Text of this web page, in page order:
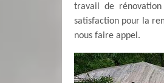
travail de
satisfaction pour la
nous faire appel.